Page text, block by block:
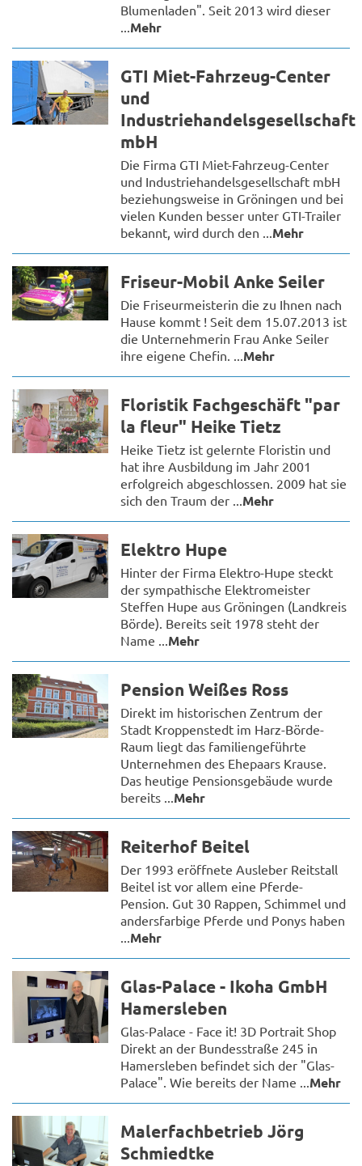
Blumenladen". Seit 2013 wird dieser
Mehr
GTI Miet-Fahrzeug-Center
und
Industriehandelsgesellschaft
mbH
Die Firma GTI Miet-Fahrzeug-Center
und Industriehandelsgesellschaft mbH
beziehungsweise in Gröningen und bei
vielen Kunden besser unter GTI-Trailer
bekannt, wird durch den ... Mehr
Friseur-Mobil Anke Seiler
Die Friseurmeisterin die zu Ihnen nach
Hause kommt ! Seit dem 15.07.2013 ist
die Unternehmerin Frau Anke Seiler
ihre eigene Chefin. ... Mehr
Floristik Fachgeschäft "par
la fleur" Heike Tietz
Heike Tietz ist gelernte Floristin und
hat ihre Ausbildung im Jahr 2001
erfolgreich abgeschlossen. 2009 hat sie
sich den Traum der ... Mehr
Elektro Hupe
Hinter der Firma Elektro-Hupe steckt
der sympathische Elektromeister
Steffen Hupe aus Gröningen (Landkreis
Börde). Bereits seit 1978 steht der
Name ... Mehr
Pension Weißes Ross
Direkt im historischen Zentrum der
Stadt Kroppenstedt im Harz-Börde-
Raum liegt das familiengeführte
Unternehmen des Ehepaars Krause.
Das heutige Pensionsgebäude wurde
bereits ... Mehr
Reiterhof Beitel
Der 1993 eröffnete Ausleber Reitstall
Beitel ist vor allem eine Pferde-
Pension. Gut 30 Rappen, Schimmel und
andersfarbige Pferde und Ponys haben
Mehr
Glas-Palace - Ikoha GmbH
Hamersleben
Glas-Palace - Face it! 3D Portrait Shop
Direkt an der Bundesstraße 245 in
Hamersleben befindet sich der "Glas-
Palace". Wie bereits der Name ... Mehr
Malerfachbetrieb Jörg
Schmiedtke